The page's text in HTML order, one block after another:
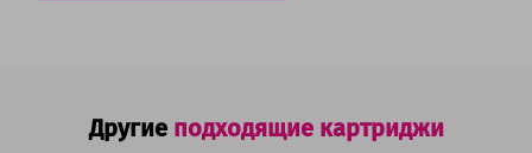
Другие подходящие картриджи